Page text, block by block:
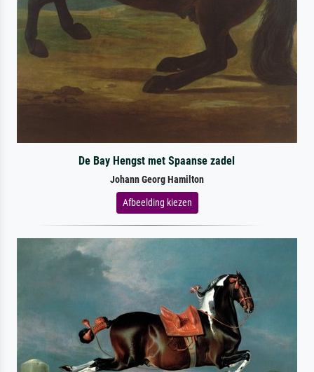
De Bay Hengst met Spaanse zadel
Johann Georg Hamilton
Afbeelding kiezen